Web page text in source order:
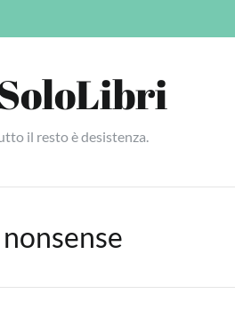
il resto è desistenza.
nonsense